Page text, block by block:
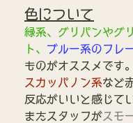
色について
緑系、グリパンやグ
ト、 ブルー系のフレ
ものがオススメです。
スカッパノン系など
反応がいいと感じて
またスタッフがスモ